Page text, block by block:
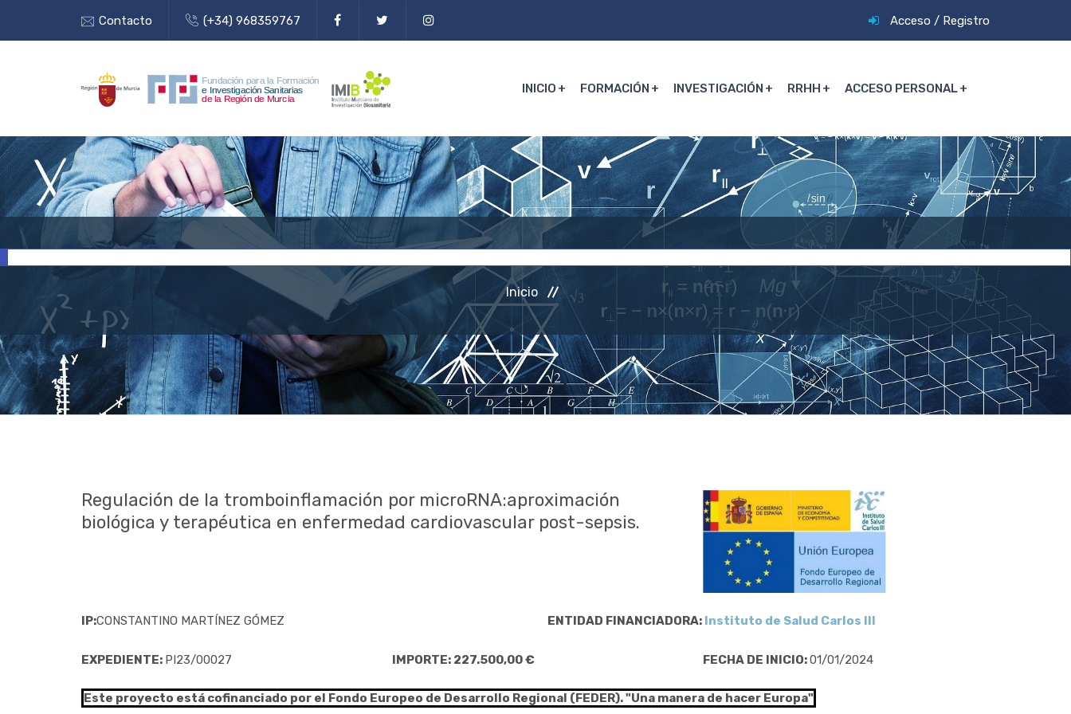
Contacto (+34) 968359767 Acceso / Registro
INICIO FORMACIÓN INVESTIGACIÓN RRHH ACCESO PERSONAL
Inicio
Regulación de la tromboinflamación por microRNA:aproximación
biológica y terapéutica en enfermedad cardiovascular post-sepsis.
IP:CONSTANTINO MARTÍNEZ GÓMEZ ENTIDAD FINANCIADORA: Instituto de Salud Carlos III
EXPEDIENTE: PI23/00027 IMPORTE: 227.500,00 € FECHA DE INICIO:01/01/2024
Este proyecto está cofinanciado por el Fondo Europeo de Desarrollo Regional (FEDER). "Una manera de hacer Europa"